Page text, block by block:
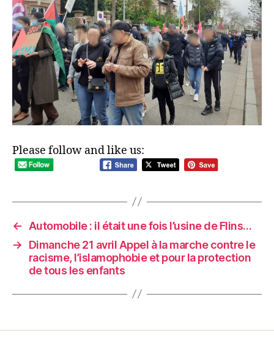
Please follow and like us:
←
Automobile : il était une fois l’usine de Flins…
→
Dimanche 21 avril Appel à la marche contre le
racisme, l’islamophobie et pour la protection
de tous les enfants